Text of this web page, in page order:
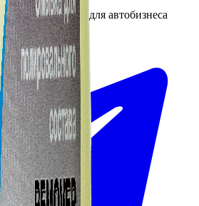
и технологии для автобизнеса